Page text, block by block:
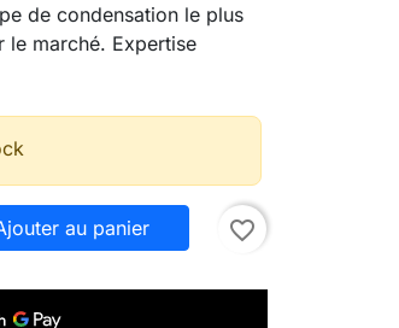
de condensation le plus
le marché. Expertise
au panier favorite_border